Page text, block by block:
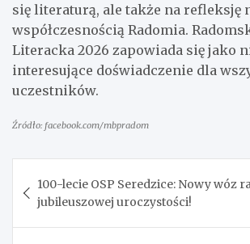
się literaturą, ale także na refleksję
współczesnością Radomia.
Literacka 2026 zapowiada się jako
interesujące doświadczenie dla
uczestników.
Źródło: facebook.com/mbpradom
wpisu
100-lecie OSP Seredzice: Nowy wóz
jubileuszowej uroczystości!